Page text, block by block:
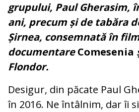
grupului, Paul Gherasim,
ani, precum și de tabăra
Șirnea, consemnată în
documentareComesenia
Flondor.
Desigur, din păcate Paul
în 2016. Ne întâlnim, dar îi